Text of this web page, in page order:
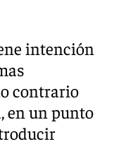
intención
contrario
en un punto